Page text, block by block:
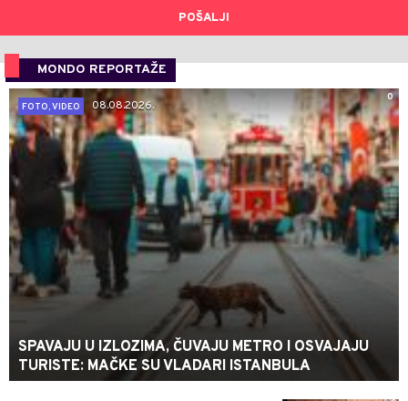
POŠALJI
MONDO REPORTAŽE
0
FOTO, VIDEO
08.08.2026.
SPAVAJU U IZLOZIMA, ČUVAJU METRO I OSVAJAJU
TURISTE: MAČKE SU VLADARI ISTANBULA